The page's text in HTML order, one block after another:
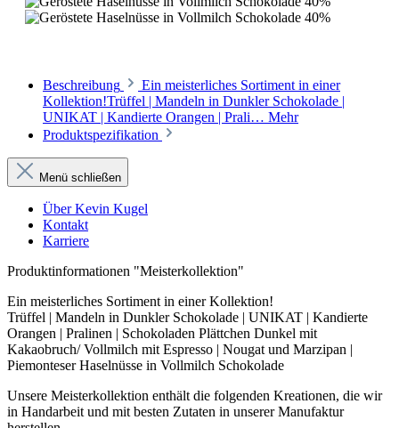
Beschreibung
Ein meisterliches Sortiment in einer
Kollektion!Trüffel | Mandeln in Dunkler Schokolade |
UNIKAT | Kandierte Orangen | Prali… Mehr
Produktspezifikation
Menü schließen
Über Kevin Kugel
Kontakt
Karriere
Produktinformationen "Meisterkollektion"
Ein meisterliches Sortiment in einer Kollektion!
Trüffel | Mandeln in Dunkler Schokolade | UNIKAT | Kandierte
Orangen | Pralinen | Schokoladen Plättchen Dunkel mit
Kakaobruch/ Vollmilch mit Espresso | Nougat und Marzipan |
Piemonteser Haselnüsse in Vollmilch Schokolade
Unsere Meisterkollektion enthält die folgenden Kreationen, die wir
in Handarbeit und mit besten Zutaten in unserer Manufaktur